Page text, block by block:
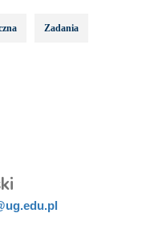
Zadania